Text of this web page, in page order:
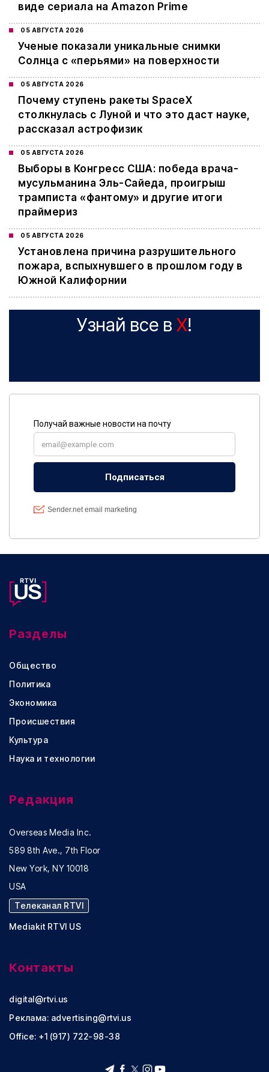
виде сериала на Amazon Prime
05 АВГУСТА 2026
Ученые показали уникальные снимки
Солнца с «перьями» на поверхности
05 АВГУСТА 2026
Почему ступень ракеты SpaceX
столкнулась с Луной и что это даст науке,
рассказал астрофизик
05 АВГУСТА 2026
Выборы в Конгресс США: победа врача-
мусульманина Эль-Сайеда, проигрыш
трамписта «фантому» и другие итоги
праймериз
05 АВГУСТА 2026
Установлена причина разрушительного
пожара, вспыхнувшего в прошлом году в
Южной Калифорнии
Узнай все в X!
Разделы
Общество
Политика
Экономика
Происшествия
Культура
Наука и технологии
Редакция
Overseas Media Inc.
589 8th Ave., 7th Floor
New York, NY 10018
USA
Телеканал RTVI
Mediakit RTVI US
Контакты
digital@rtvi.us
Реклама: advertising@rtvi.us
Office: +1 (917) 722-98-38